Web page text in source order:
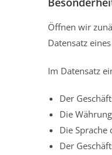
Öffnen wir
Datensatz
Im Datensatz
Der
Die
Die Sprache
Der